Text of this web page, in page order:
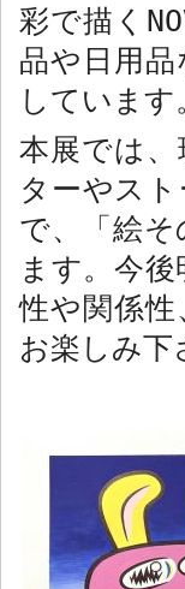
彩で描く
品や日用
しています
本展では
ターやス
で、「絵
ます。今
性や関係
お楽しみ下